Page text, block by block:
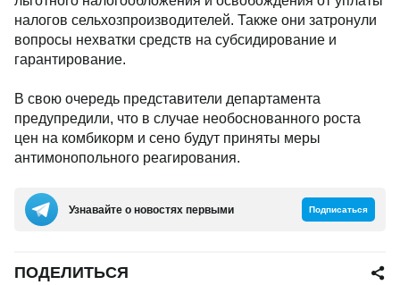
налогов сельхозпроизводителей. Также они затронули
вопросы нехватки средств на субсидирование и
гарантирование.
В свою очередь представители департамента
предупредили, что в случае необоснованного роста
цен на комбикорм и сено будут приняты меры
антимонопольного реагирования.
Узнавайте о новостях первыми Подписаться
ПОДЕЛИТЬСЯ